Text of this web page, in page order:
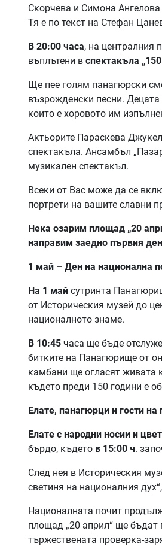
Скорчева и Симона
Тя е по текст на Стефан
В 20:00 часа, на централния
въплътени в спектакъла
Ще пее голям панагюрски
възрожденски песни.
които е хоровото им
Актьорите Параскева
спектакъла. Ансамбъл
музикален спектакъл.
Всеки от Вас може да се
портрети на вашите славни
Нека озарим площад „20
направим заедно първия
1 май – Ден на национална
На 1 май сутринта
от Историческия музей до
националното знаме.
В 10:45 часа ще бъде
битките на Панагюрище от
камбани ще огласят живата
където преди 150 години е
Елате, панагюрци и гости
Елате с народни носии и
бърдо, където в 15:00 ч.
След нея в Историческия
светиня на националния
Националната почит
площад „20 април“ ще бъдат
тържествената проверка-